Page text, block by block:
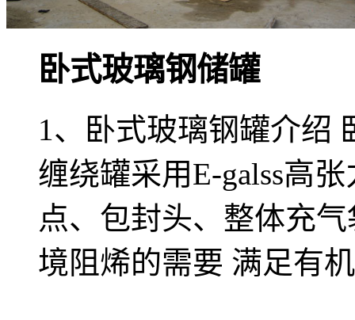
卧式玻璃钢储罐
1、卧式玻璃钢罐介绍
缠绕罐采用E-galss高
点、包封头、整体充
境阻烯的需要 满足有